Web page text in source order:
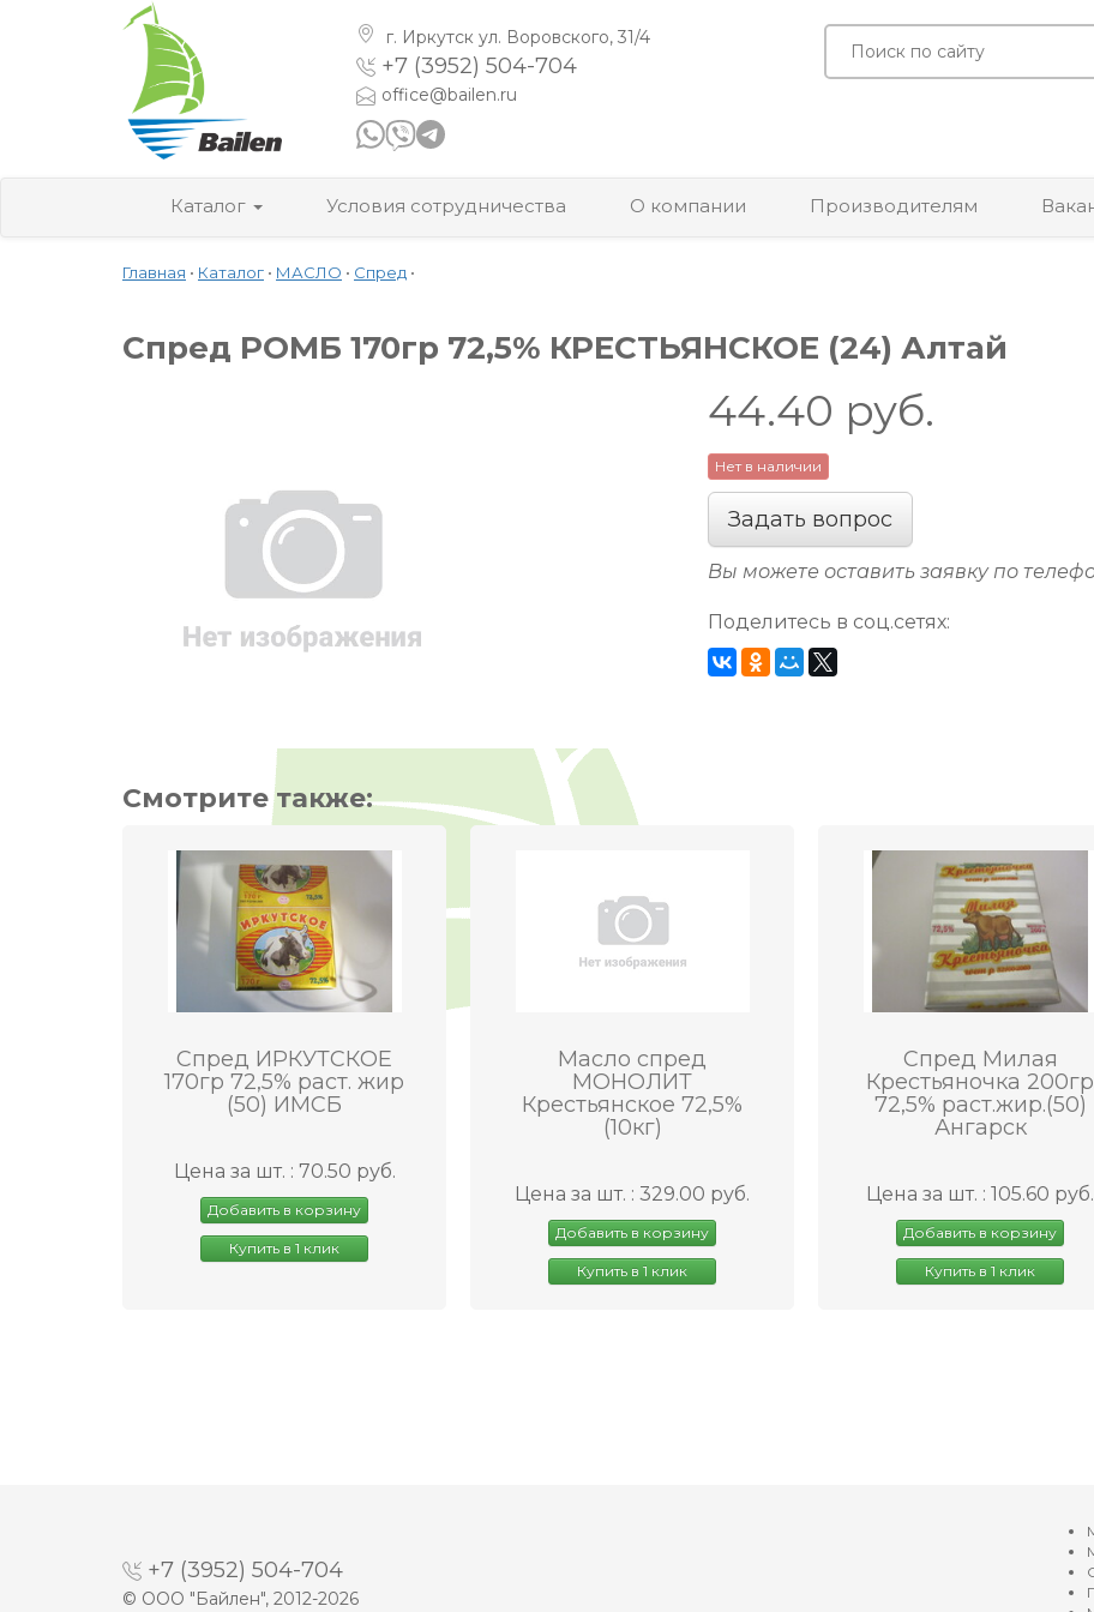
г. Иркутск ул. Воровского, 31/4
+7 (3952) 504-704
office@bailen.ru
Каталог Условия сотрудничества О компании Производителям
Главная • Каталог • МАСЛО • Спред •
Спред РОМБ 170гр 72,5% КРЕСТЬЯНСКОЕ (24) Алтай
44.40 руб.
Нет в наличии
Задать вопрос
Вы можете оставить заявку по
Поделитесь в соц.сетях:
Смотрите также:
Спред ИРКУТСКОЕ
170гр 72,5% раст. жир
(50) ИМСБ
Цена за шт. : 70.50 руб.
Добавить в корзину
Купить в 1 клик
Масло спред
МОНОЛИТ
Крестьянское 72,5%
(10кг)
Цена за шт. : 329.00 руб.
Добавить в корзину
Купить в 1 клик
Спред Милая
Крестьяночка 200гр
72,5% раст.жир.(50)
Ангарск
Цена за шт. : 105.60 руб.
Добавить в корзину
Купить в 1 клик
+7 (3952) 504-704
© ООО "Байлен", 2012-2026